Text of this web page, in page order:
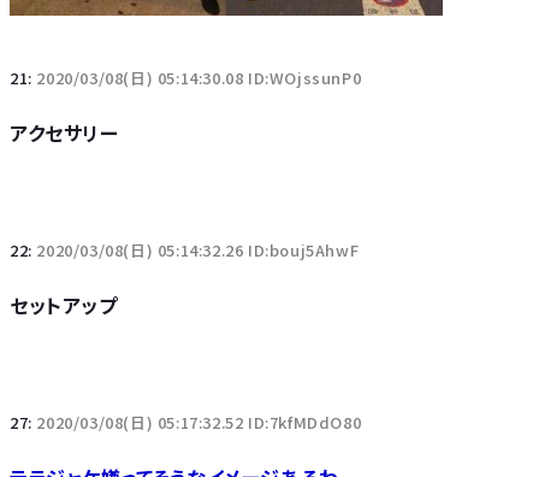
21: 2020/03/08(日) 05:14:30.08 ID:WOjssunP0
アクセサリー
22: 2020/03/08(日) 05:14:32.26 ID:bouj5AhwF
セットアップ
27: 2020/03/08(日) 05:17:32.52 ID:7kfMDdO80